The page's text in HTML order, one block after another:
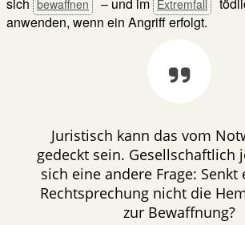
sich bewaffnen – und im Extremfall
anwenden, wenn ein Angriff erfolgt.
Juristisch kann das vom
gedeckt sein. Gesellschaftlich
sich eine andere Frage: Senkt
Rechtsprechung nicht die
zur Bewaffnung?